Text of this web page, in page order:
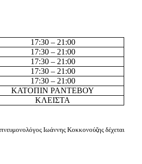
17:30 – 21:00
17:30 – 21:00
17:30 – 21:00
17:30 – 21:00
17:30 – 21:00
ΚΑΤΟΠΙΝ ΡΑΝΤΕΒΟΥ
ΚΛΕΙΣΤΑ
Ιωάννης Κοκκονούζης δέχεται